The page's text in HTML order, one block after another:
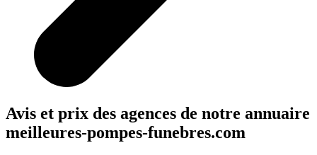
Avis et prix des agences de notre annuaire
meilleures-pompes-funebres.com